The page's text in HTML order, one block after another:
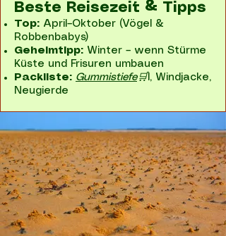
Beste Reisezeit & Tipps
Top: April–Oktober (Vögel &
Robbenbabys)
Geheimtipp: Winter – wenn Stürme
Küste und Frisuren umbauen
Packliste: Gummistiefe🛒 l, Windjacke,
Neugierde